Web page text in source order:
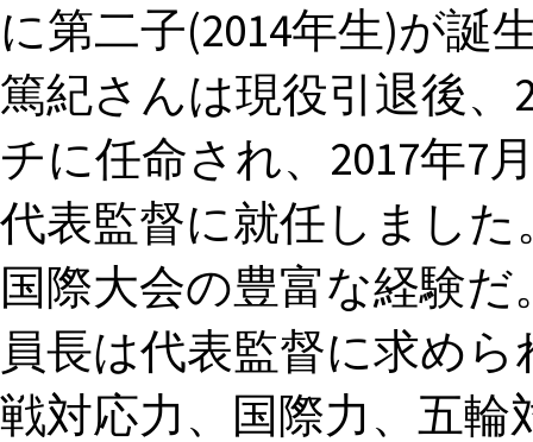
に第二子(2014年生)が誕
篤紀さんは現役引退後、
チに任命され、2017年7
代表監督に就任しまし
国際大会の豊富な経験
員長は代表監督に求め
戦対応力、国際力、五